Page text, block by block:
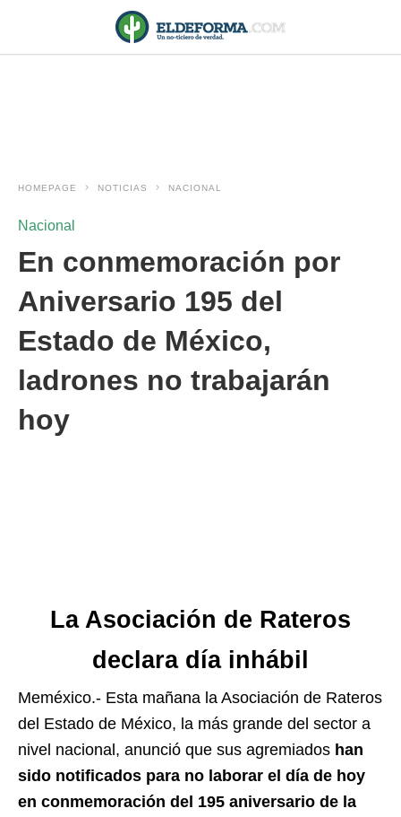
HOMEPAGE NOTICIAS NACIONAL
Nacional
En conmemoración por
Aniversario 195 del
Estado de México,
ladrones no trabajarán
hoy
La Asociación de Rateros
declara día inhábil
Meméxico.- Esta mañana la Asociación de Rateros
del Estado de México, la más grande del sector a
nivel nacional, anunció que sus agremiados han
sido notificados para no laborar el día de hoy
en conmemoración del 195 aniversario de la